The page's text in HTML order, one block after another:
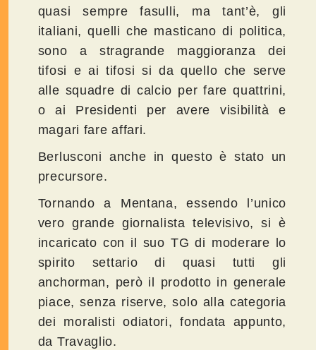
quasi sempre fasulli, ma tant’è, gli
italiani, quelli che masticano di politica,
sono a stragrande maggioranza dei
tifosi e ai tifosi si da quello che serve
alle squadre di calcio per fare quattrini,
o ai Presidenti per avere visibilità e
magari fare affari.
Berlusconi anche in questo è stato un
precursore.
Tornando a Mentana, essendo l’unico
vero grande giornalista televisivo, si è
incaricato con il suo TG di moderare lo
spirito settario di quasi tutti gli
anchorman, però il prodotto in generale
piace, senza riserve, solo alla categoria
dei moralisti odiatori, fondata appunto,
da Travaglio.